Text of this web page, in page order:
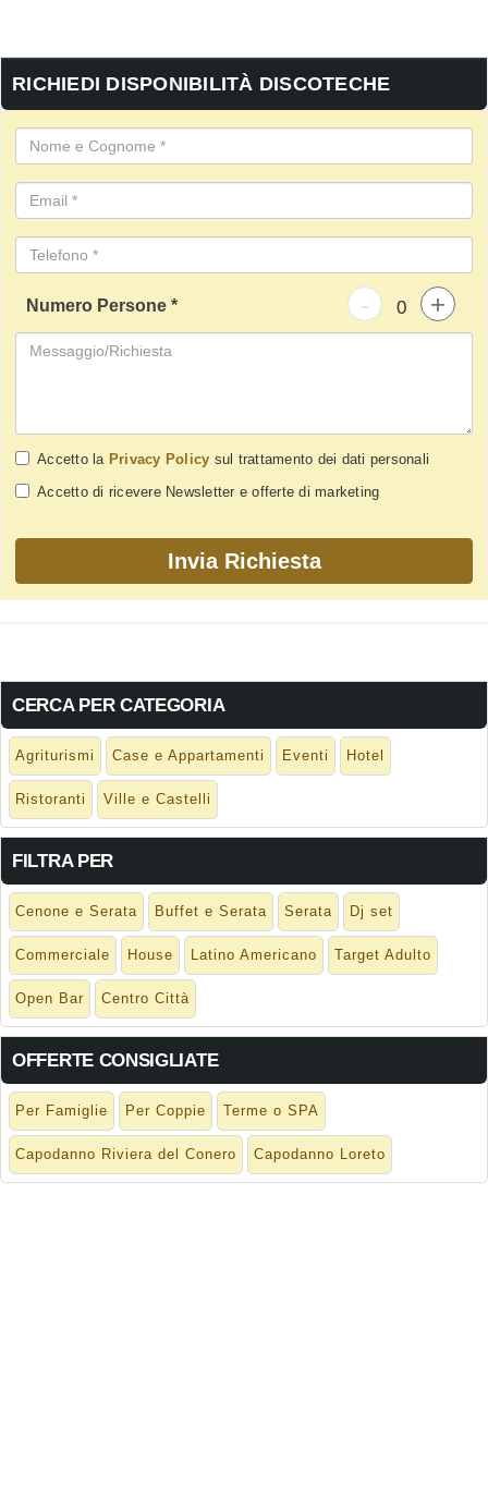
RICHIEDI DISPONIBILITÀ DISCOTECHE
Numero Persone * - +
Accetto la Privacy Policy sul trattamento dei dati personali
Accetto di ricevere Newsletter e offerte di marketing
CERCA PER CATEGORIA
Agriturismi Case e Appartamenti Eventi Hotel
Ristoranti Ville e Castelli
FILTRA PER
Cenone e Serata Buffet e Serata Serata Dj set
Commerciale House Latino Americano Target Adulto
Open Bar Centro Città
OFFERTE CONSIGLIATE
Per Famiglie Per Coppie Terme o SPA
Capodanno Riviera del Conero Capodanno Loreto